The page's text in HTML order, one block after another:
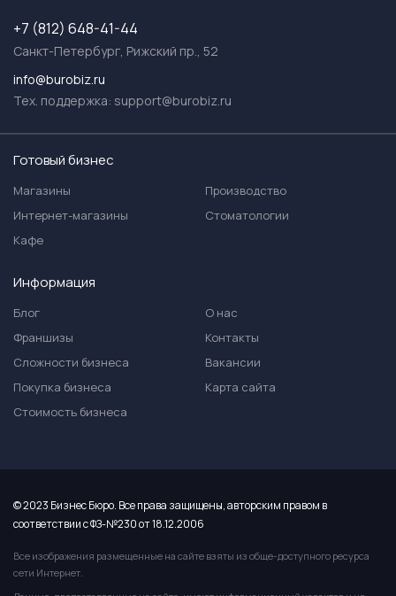
+7 (812) 648-41-44
Санкт-Петербург, Рижский пр., 52
info@burobiz.ru
Тех. поддержка: support@burobiz.ru
Готовый бизнес
Магазины
Интернет-магазины
Кафе
Производство
Стоматологии
Информация
Блог
Франшизы
Сложности бизнеса
Покупка бизнеса
Стоимость бизнеса
О нас
Контакты
Вакансии
Карта сайта
© 2023 Бизнес Бюро. Все права защищены, авторским правом в
соответствии с ФЗ-№230 от 18.12.2006
Все изображения размещенные на сайте взяты из обще-доступного ресурса
сети Интернет.